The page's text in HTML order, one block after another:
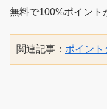
無料で100%ポイント
関連記事： ポイント